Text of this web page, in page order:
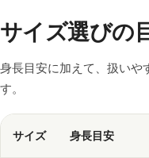
サイズ選びの
身長目安に加えて、扱いや
す。
サイズ 身長目安